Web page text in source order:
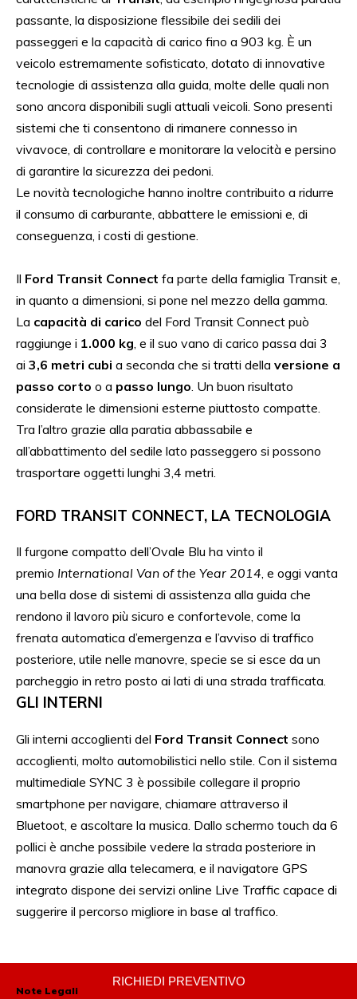
RICHIEDI PREVENTIVO
passante, la disposizione flessibile dei sedili dei
passeggeri e la capacità di carico fino a 903 kg. È un
veicolo estremamente sofisticato, dotato di innovative
tecnologie di assistenza alla guida, molte delle quali non
sono ancora disponibili sugli attuali veicoli. Sono presenti
sistemi che ti consentono di rimanere connesso in
vivavoce, di controllare e monitorare la velocità e persino
di garantire la sicurezza dei pedoni.
Le novità tecnologiche hanno inoltre contribuito a ridurre
il consumo di carburante, abbattere le emissioni e, di
conseguenza, i costi di gestione.
Il Ford Transit Connect fa parte della famiglia Transit e,
in quanto a dimensioni, si pone nel mezzo della gamma.
La capacità di carico del Ford Transit Connect può
raggiunge i 1.000 kg , e il suo vano di carico passa dai 3
ai 3,6 metri cubi a seconda che si tratti della versione a
passo corto o a passo lungo . Un buon risultato
considerate le dimensioni esterne piuttosto compatte.
Tra l’altro grazie alla paratia abbassabile e
all’abbattimento del sedile lato passeggero si possono
trasportare oggetti lunghi 3,4 metri.
FORD TRANSIT CONNECT, LA TECNOLOGIA
Il furgone compatto dell’Ovale Blu ha vinto il
premio International Van of the Year 2014, e oggi vanta
una bella dose di sistemi di assistenza alla guida che
rendono il lavoro più sicuro e confortevole, come la
frenata automatica d’emergenza e l’avviso di traffico
posteriore, utile nelle manovre, specie se si esce da un
parcheggio in retro posto ai lati di una strada trafficata.
GLI INTERNI
Gli interni accoglienti del Ford Transit Connect sono
accoglienti, molto automobilistici nello stile. Con il sistema
multimediale SYNC 3 è possibile collegare il proprio
smartphone per navigare, chiamare attraverso il
Bluetoot, e ascoltare la musica. Dallo schermo touch da 6
pollici è anche possibile vedere la strada posteriore in
manovra grazie alla telecamera, e il navigatore GPS
integrato dispone dei servizi online Live Traffic capace di
suggerire il percorso migliore in base al traffico.
Note Legali